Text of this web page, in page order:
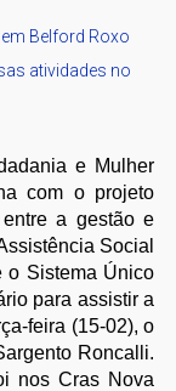
Belford Roxo
atividades no
e Mulher
com o projeto
a gestão e
Social
o Sistema Único
para assistir a
feira (15-02), o
Roncalli.
nos Cras Nova